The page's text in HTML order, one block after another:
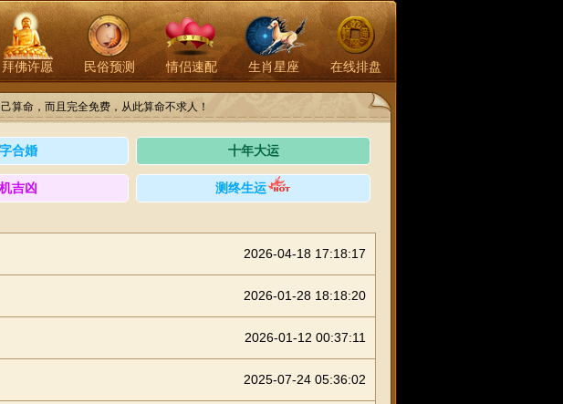
拜佛许愿 民俗预测 情侣速配 生肖星座 在线排盘
算命，而且完全免费，从此算命不求人！
合婚 十年大运
吉凶
测终生运
2026-04-18 17:18:17
2026-01-28 18:18:20
2026-01-12 00:37:11
2025-07-24 05:36:02